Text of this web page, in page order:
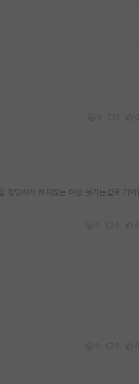
정당하게 하지않는 이상 못가는걸로 기